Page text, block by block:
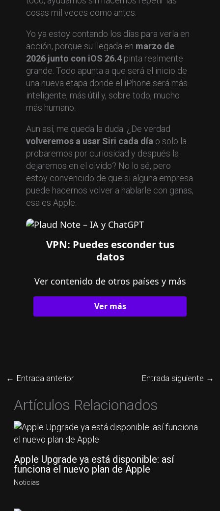
cosas mil veces como antes.
Yo ya estoy contando los días para verla en
acción, porque su llegada en marzo de
2026 junto con iOS 26.4pinta realmente
grande. Todo apunta a que será el inicio de
una nueva etapa donde el iPhone será más
inteligente, más útil y, sobre todo, mucho
más humano.
Aun así, me queda la duda. ¿De verdad
volveremos a usar Siri cada día o solo la
probaremos por curiosidad y después la
dejaremos en el olvido? No lo sé, pero
estoy convencido de que si alguna empresa
puede hacernos volver a hablarle con ganas,
esa es Apple.
VPN: Puedes esconder tus
datos
Ver contenido de otros países y más
Ver más
← Entrada anterior Entrada siguiente →
Artículos Relacionados
Apple Upgrade ya está disponible: así
funciona el nuevo plan de Apple
Noticias